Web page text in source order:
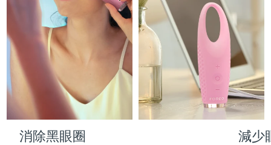
消除黑眼圈 減少
FAQ™護膚品
All FAQ™ skincare
FAQ™產品
All anti-aging treatments
FAQ™護膚品
All FAQ™ skincare
FAQ™產品
All LED treatments
FAQ™產品
All hair treatments
FAQ™ skincare
All FAQ™ skincare
FAQ™ products
All toning treatments
PEACH™ 2 Pro Max
Professional IPL hair removal device
PEACH™ 2
IPL hair removal
身體護理
BEAR™ 2 body
Microcurrent body toning
LUNA™ 4 body
Massaging body brush
痘肌護理
ESPADA™ 2 plus
Recurring acne LED therapy
眼部護理
BEAR™ 2 eyes & lips
Microcurrent line smoothing device
預計送達日期8/10/26
法屬玻里尼西亞 預計送達日期 8/14/26
德國 預計送達日期 8/10/26
直布羅陀 預計送達日期 8/14/26
希臘 預計送達日期8/10/26